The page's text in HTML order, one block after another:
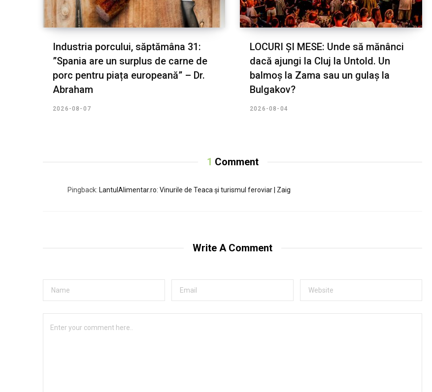
Industria porcului, săptămâna 31:
”Spania are un surplus de carne de
porc pentru piața europeană” – Dr.
Abraham
2026-08-07
LOCURI ȘI MESE: Unde să mănânci
dacă ajungi la Cluj la Untold. Un
balmoș la Zama sau un gulaș la
Bulgakov?
2026-08-04
1 Comment
Pingback: LantulAlimentar.ro: Vinurile de Teaca și turismul feroviar | Zaig
Write A Comment